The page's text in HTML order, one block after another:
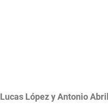
Lucas López y Antonio